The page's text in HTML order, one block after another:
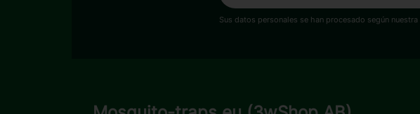
Sus datos personales se han procesado según nuestra